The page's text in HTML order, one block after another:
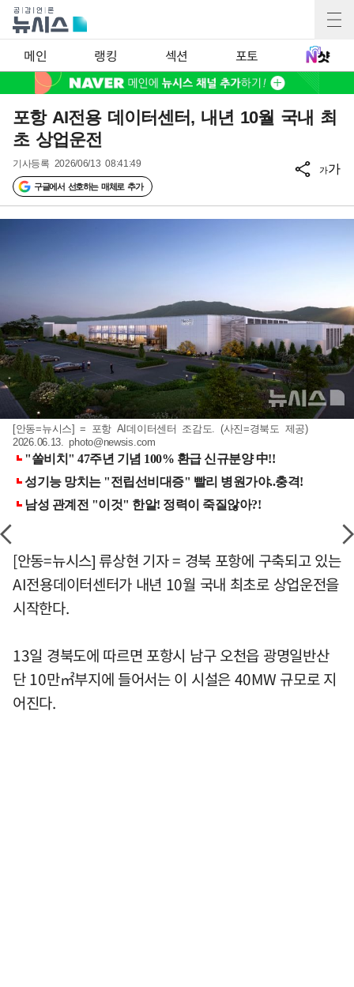
메인 랭킹 섹션 포토
포항 AI전용 데이터센터, 내년 10월 국내 최
초 상업운전
기사등록 2026/06/13 08:41:49
구글에서 선호하는 매체로 추가
가가
[안동=뉴시스] = 포항 AI데이터센터 조감도. (사진=경북도 제공)
2026.06.13.photo@newsis.com
[안동=뉴시스] 류상현 기자 = 경북 포항에 구축되고 있는
AI전용데이터센터가 내년 10월 국내 최초로 상업운전을
시작한다.
13일 경북도에 따르면 포항시 남구 오천읍 광명일반산
단 10만㎡부지에 들어서는 이 시설은 40MW 규모로 지
어진다.